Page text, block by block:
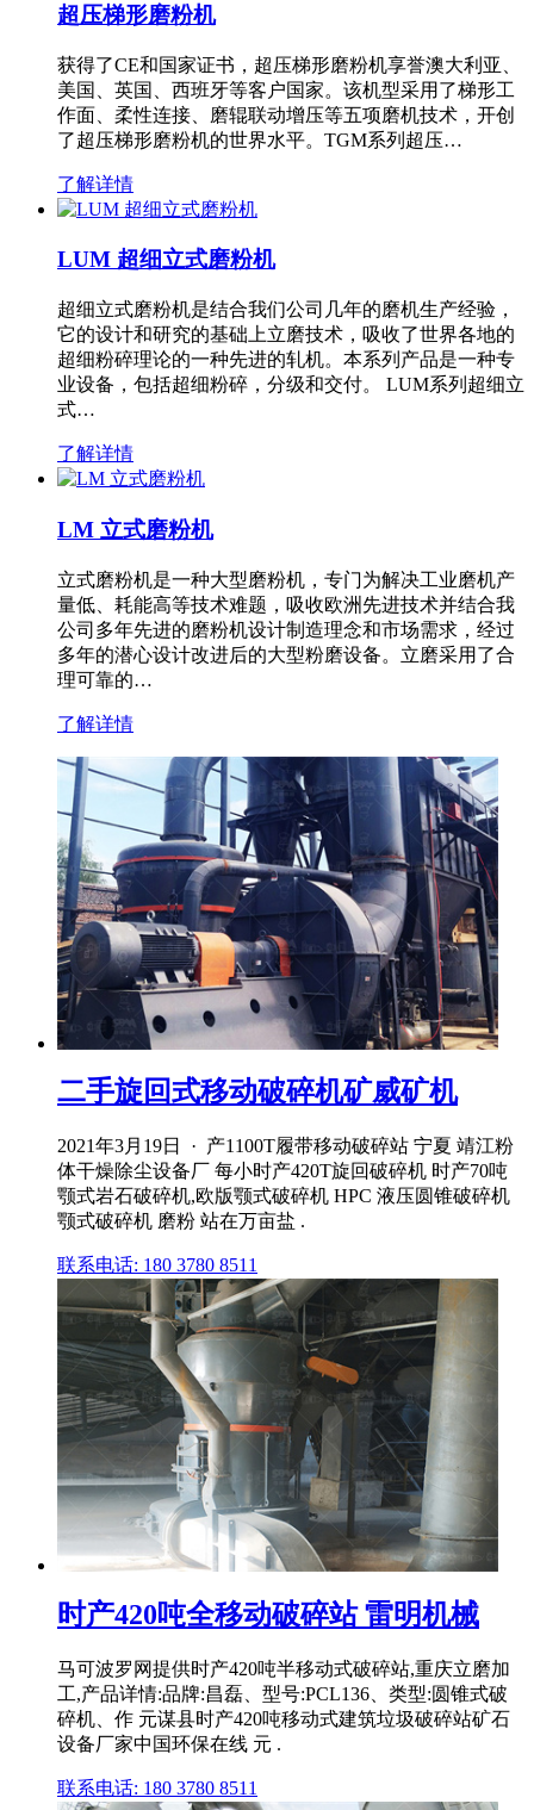
超压梯形磨粉机
获得了CE和国家证书，超压梯形磨粉机享誉澳大利亚、
美国、英国、西班牙等客户国家。该机型采用了梯形工
作面、柔性连接、磨辊联动增压等五项磨机技术，开创
了超压梯形磨粉机的世界水平。TGM系列超压…
了解详情
LUM 超细立式磨粉机
超细立式磨粉机是结合我们公司几年的磨机生产经验，
它的设计和研究的基础上立磨技术，吸收了世界各地的
超细粉碎理论的一种先进的轧机。本系列产品是一种专
业设备，包括超细粉碎，分级和交付。 LUM系列超细立
式…
了解详情
LM 立式磨粉机
立式磨粉机是一种大型磨粉机，专门为解决工业磨机产
量低、耗能高等技术难题，吸收欧洲先进技术并结合我
公司多年先进的磨粉机设计制造理念和市场需求，经过
多年的潜心设计改进后的大型粉磨设备。立磨采用了合
理可靠的…
了解详情
二手旋回式移动破碎机矿威矿机
2021年3月19日 · 产1100T履带移动破碎站 宁夏 靖江粉
体干燥除尘设备厂 每小时产420T旋回破碎机 时产70吨
颚式岩石破碎机,欧版颚式破碎机 HPC 液压圆锥破碎机
颚式破碎机 磨粉 站在万亩盐 .
联系电话: 180 3780 8511
时产420吨全移动破碎站 雷明机械
马可波罗网提供时产420吨半移动式破碎站,重庆立磨加
工,产品详情:品牌:昌磊、型号:PCL136、类型:圆锥式破
碎机、作 元谋县时产420吨移动式建筑垃圾破碎站矿石
设备厂家中国环保在线 元 .
联系电话: 180 3780 8511